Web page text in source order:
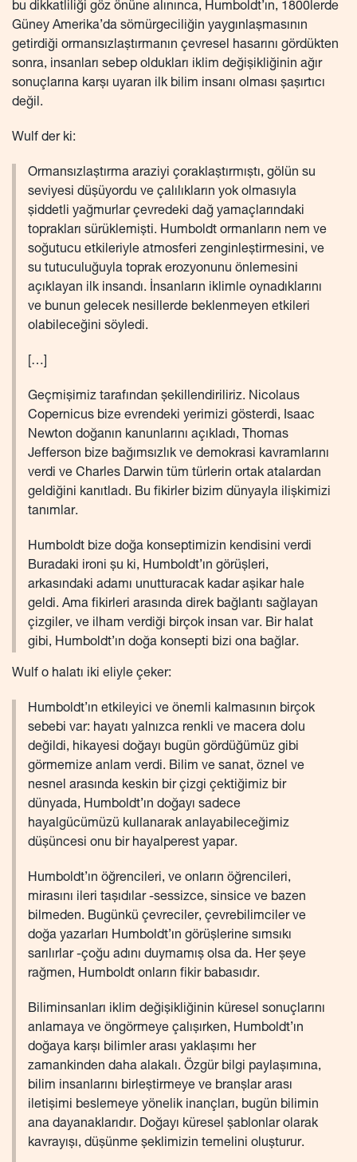
bu dikkatliliği göz önüne alınınca, Humboldt’ın, 1800lerde
Güney Amerika’da sömürgeciliğin yaygınlaşmasının
getirdiği ormansızlaştırmanın çevresel hasarını gördükten
sonra, insanları sebep oldukları iklim değişikliğinin ağır
sonuçlarına karşı uyaran ilk bilim insanı olması şaşırtıcı
değil.
Wulf der ki:
Ormansızlaştırma araziyi çoraklaştırmıştı, gölün su
seviyesi düşüyordu ve çalılıkların yok olmasıyla
şiddetli yağmurlar çevredeki dağ yamaçlarındaki
toprakları sürüklemişti. Humboldt ormanların nem ve
soğutucu etkileriyle atmosferi zenginleştirmesini, ve
su tutuculuğuyla toprak erozyonunu önlemesini
açıklayan ilk insandı. İnsanların iklimle oynadıklarını
ve bunun gelecek nesillerde beklenmeyen etkileri
olabileceğini söyledi.
[…]
Geçmişimiz tarafından şekillendiriliriz. Nicolaus
Copernicus bize evrendeki yerimizi gösterdi, Isaac
Newton doğanın kanunlarını açıkladı, Thomas
Jefferson bize bağımsızlık ve demokrasi kavramlarını
verdi ve Charles Darwin tüm türlerin ortak atalardan
geldiğini kanıtladı. Bu fikirler bizim dünyayla ilişkimizi
tanımlar.
Humboldt bize doğa konseptimizin kendisini verdi
Buradaki ironi şu ki, Humboldt’ın görüşleri,
arkasındaki adamı unutturacak kadar aşikar hale
geldi. Ama fikirleri arasında direk bağlantı sağlayan
çizgiler, ve ilham verdiği birçok insan var. Bir halat
gibi, Humboldt’ın doğa konsepti bizi ona bağlar.
Wulf o halatı iki eliyle çeker:
Humboldt’ın etkileyici ve önemli kalmasının birçok
sebebi var: hayatı yalnızca renkli ve macera dolu
değildi, hikayesi doğayı bugün gördüğümüz gibi
görmemize anlam verdi. Bilim ve sanat, öznel ve
nesnel arasında keskin bir çizgi çektiğimiz bir
dünyada, Humboldt’ın doğayı sadece
hayalgücümüzü kullanarak anlayabileceğimiz
düşüncesi onu bir hayalperest yapar.
Humboldt’ın öğrencileri, ve onların öğrencileri,
mirasını ileri taşıdılar -sessizce, sinsice ve bazen
bilmeden. Bugünkü çevreciler, çevrebilimciler ve
doğa yazarları Humboldt’ın görüşlerine sımsıkı
sarılırlar -çoğu adını duymamış olsa da. Her şeye
rağmen, Humboldt onların fikir babasıdır.
Biliminsanları iklim değişikliğinin küresel sonuçlarını
anlamaya ve öngörmeye çalışırken, Humboldt’ın
doğaya karşı bilimler arası yaklaşımı her
zamankinden daha alakalı. Özgür bilgi paylaşımına,
bilim insanlarını birleştirmeye ve branşlar arası
iletişimi beslemeye yönelik inançları, bugün bilimin
ana dayanaklarıdır. Doğayı küresel şablonlar olarak
kavrayışı, düşünme şeklimizin temelini oluşturur.